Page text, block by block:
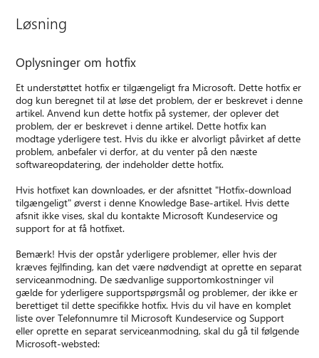
Løsning
Oplysninger om hotfix
Et understøttet hotfix er tilgængeligt fra Microsoft. Dette hotfix er
dog kun beregnet til at løse det problem, der er beskrevet i denne
artikel. Anvend kun dette hotfix på systemer, der oplever det
problem, der er beskrevet i denne artikel. Dette hotfix kan
modtage yderligere test. Hvis du ikke er alvorligt påvirket af dette
problem, anbefaler vi derfor, at du venter på den næste
softwareopdatering, der indeholder dette hotfix.
Hvis hotfixet kan downloades, er der afsnittet "Hotfix-download
tilgængeligt" øverst i denne Knowledge Base-artikel. Hvis dette
afsnit ikke vises, skal du kontakte Microsoft Kundeservice og
support for at få hotfixet.
Bemærk! Hvis der opstår yderligere problemer, eller hvis der
kræves fejlfinding, kan det være nødvendigt at oprette en separat
serviceanmodning. De sædvanlige supportomkostninger vil
gælde for yderligere supportspørgsmål og problemer, der ikke er
berettiget til dette specifikke hotfix. Hvis du vil have en komplet
liste over Telefonnumre til Microsoft Kundeservice og Support
eller oprette en separat serviceanmodning, skal du gå til følgende
Microsoft-websted: